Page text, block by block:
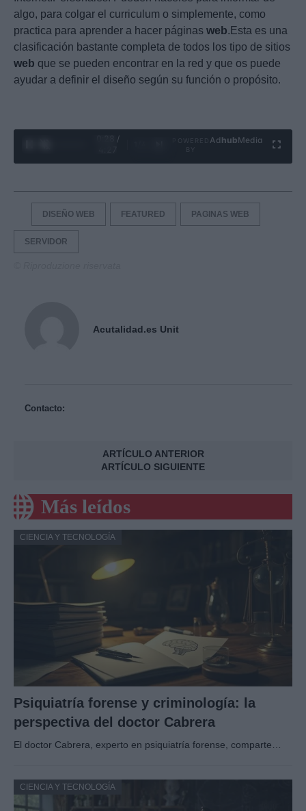
algo, para colgar el curriculum o simplemente, como
practica para aprender a hacer páginas web.Esta es una
clasificación bastante completa de todos los tipo de sitios
web que se pueden encontrar en la red y que os puede
ayudar a definir el diseño según su función o propósito.
0:29 /
Ad hubMedia
DISEÑO WEB FEATURED PAGINAS WEB
SERVIDOR
Acutalidad.es Unit
Contacto:
ARTÍCULO ANTERIOR
ARTÍCULO SIGUIENTE
Más leídos
CIENCIA Y TECNOLOGÍA
Psiquiatría forense y criminología: la
perspectiva del doctor Cabrera
El doctor Cabrera, experto en psiquiatría forense, comparte…
CIENCIA Y TECNOLOGÍA